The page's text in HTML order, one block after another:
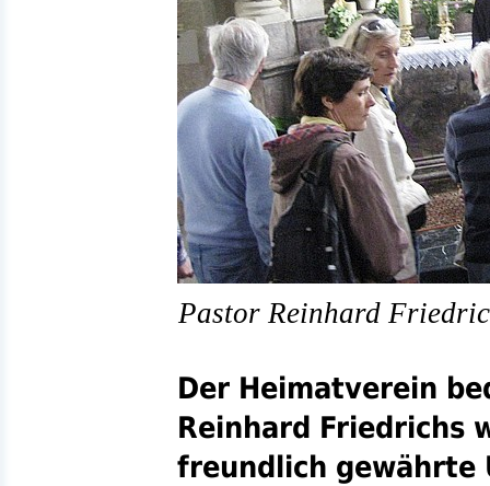
Pastor Reinhard
Der Heimatverein
Reinhard Friedrichs
freundlich gewährte